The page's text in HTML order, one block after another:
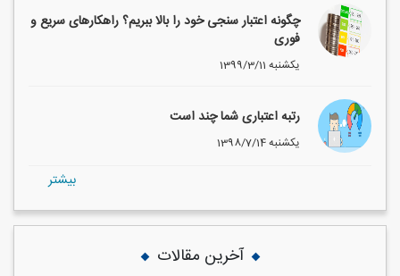
چگونه اعتبار سنجی خود را بالا ببریم؟ راهکارهای سریع و
فوری
1399/3/11 یکشنبه
رتبه اعتباری شما چند است
1398/7/14 یکشنبه
بيشتر
آخرین مقالات